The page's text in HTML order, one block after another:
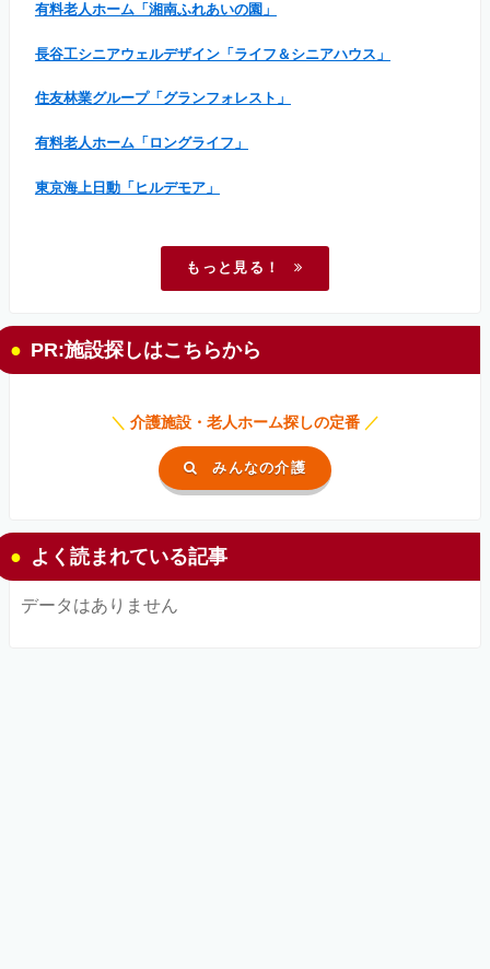
有料老人ホーム「湘南ふれあいの園」
長谷工シニアウェルデザイン「ライフ＆シニアハウス」
住友林業グループ「グランフォレスト」
有料老人ホーム「ロングライフ」
東京海上日動「ヒルデモア」
もっと見る！
PR:施設探しはこちらから
＼ 介護施設・老人ホーム探しの定番 ／
みんなの介護
よく読まれている記事
データはありません